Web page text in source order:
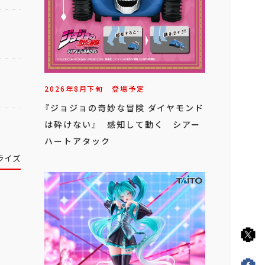
イズ
2026年8月下旬 登場予定
『ジョジョの奇妙な冒険 ダイヤモンド
は砕けない』 感知して動く シアー
ハートアタック